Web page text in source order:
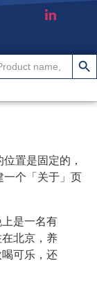
搜索
置是固定的，
一个「关于」页
是一名有
北京，养
可乐，还